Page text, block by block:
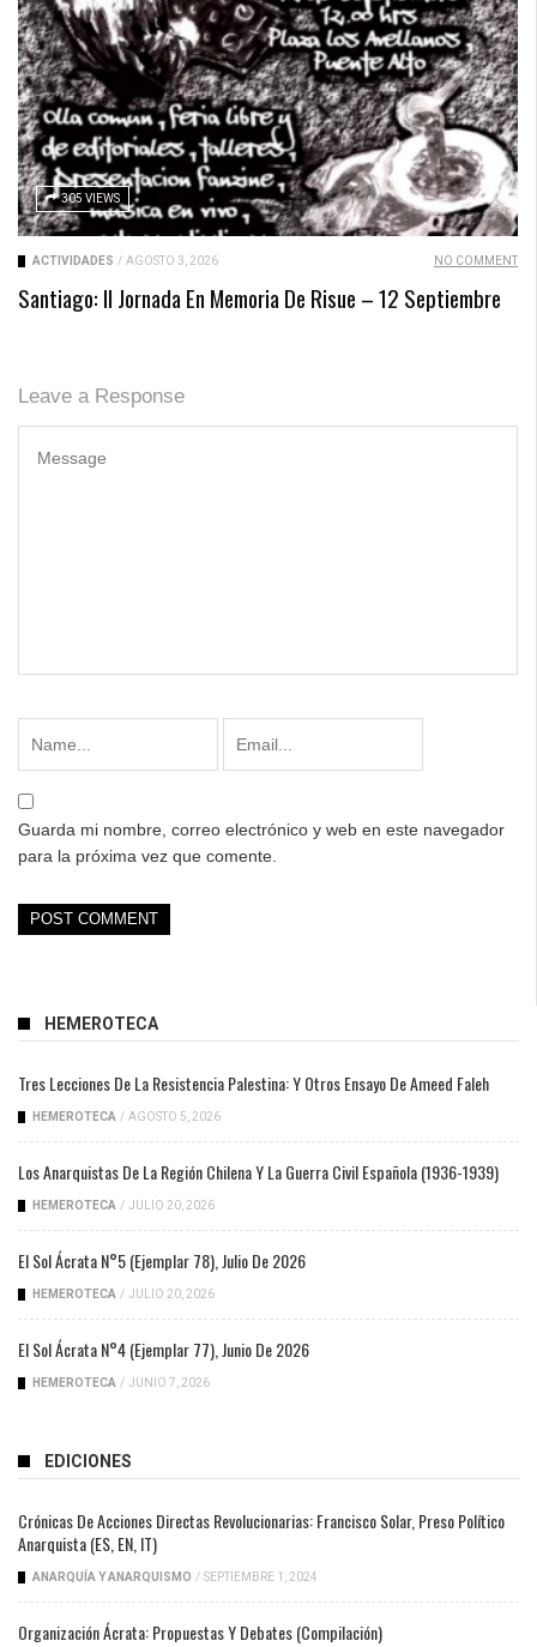
305 VIEWS
ACTIVIDADES / AGOSTO 3, 2026 NO COMMENT
Santiago: II Jornada En Memoria De Risue – 12 Septiembre
Leave a Response
Guarda mi nombre, correo electrónico y web en este navegador
para la próxima vez que comente.
HEMEROTECA
Tres Lecciones De La Resistencia Palestina: Y Otros Ensayo De Ameed Faleh
HEMEROTECA / AGOSTO 5, 2026
Los Anarquistas De La Región Chilena Y La Guerra Civil Española (1936-1939)
HEMEROTECA / JULIO 20, 2026
El Sol Ácrata N°5 (ejemplar 78), Julio De 2026
HEMEROTECA / JULIO 20, 2026
El Sol Ácrata N°4 (ejemplar 77), Junio De 2026
HEMEROTECA / JUNIO 7, 2026
EDICIONES
Crónicas De Acciones Directas Revolucionarias: Francisco Solar, Preso Político
Anarquista (ES, EN, IT)
ANARQUÍA Y ANARQUISMO / SEPTIEMBRE 1, 2024
Organización Ácrata: Propuestas Y Debates (compilación)